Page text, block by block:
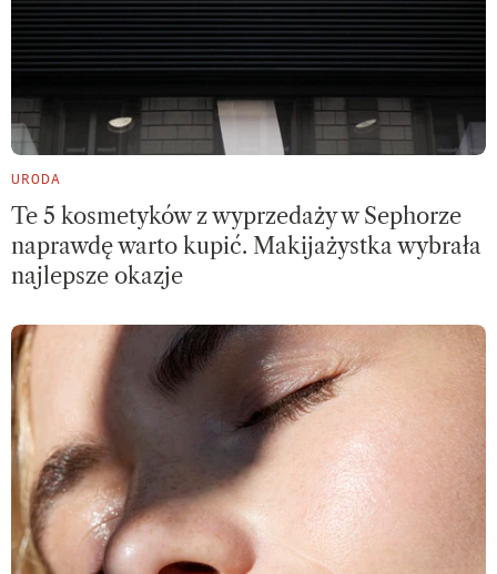
URODA
Te 5 kosmetyków z wyprzedaży w Sephorze
naprawdę warto kupić. Makijażystka wybrała
najlepsze okazje